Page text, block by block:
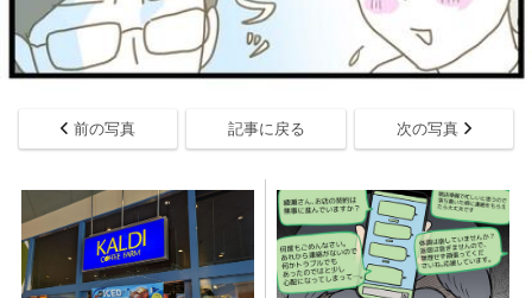
前の写真 記事に戻る 次の写真